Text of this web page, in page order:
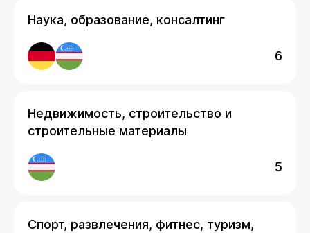
Наука, образование, консалтинг
6
Недвижимость, строительство и
строительные материалы
5
Спорт, развлечения, фитнес, туризм,